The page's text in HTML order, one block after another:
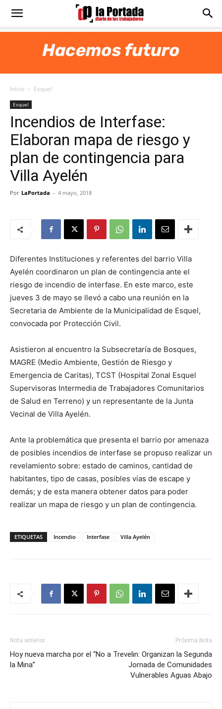
Diario
Portada
Inicio Esquel
Esquel
Incendios de Interfase:
Elaboran mapa de riesgo y
plan de contingencia para
Villa Ayelén
Por LaPortada - 4 mayo, 2018
Diferentes Instituciones y referentes del barrio Villa
Ayelén coordinaron un plan de contingencia ante el
riesgo de incendio de interfase. En este marco, este
jueves 3 de mayo se llevó a cabo una reunión en la
Secretaria de Ambiente de la Municipalidad de Esquel,
convocada por Protección Civil.
Asistieron al encuentro la Subsecretaría de Bosques,
MAGRE (Medio Ambiente, Gestión de Riesgo y
Emergencia de Caritas), TCST (Hospital Zonal Esquel
Supervisoras Intermedia de Trabajadores Comunitarios
de Salud en Terreno) y un representante de la Junta
Vecinal de Villa Ayelén.
Ante la problemática que presenta el barrio por amenaza
de posibles incendios de interfase se propuso realizar un
revelamiento sobre: estado de caminos, cantidad de
habitantes, tipo de casas, posibles vías de escape y
demás; y de esta manera obtener datos para poder
realizar un mapa de riesgo y un plan de contingencia.
ETIQUETAS Incendio Interfase Villa Ayelén
Nota anterior
Hoy nueva marcha por el “No a
la Mina”
Próxima Nota
Trevelin: Organizan la Segunda
Jornada de Comunidades
Vulnerables Aguas Abajo